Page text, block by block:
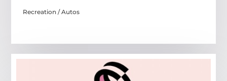
Recreation / Autos